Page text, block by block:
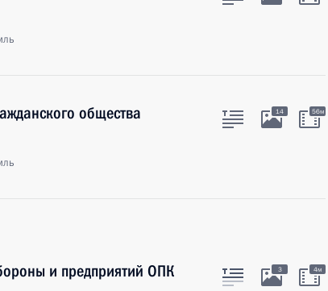
общества
14 56м
и предприятий ОПК
3 4м